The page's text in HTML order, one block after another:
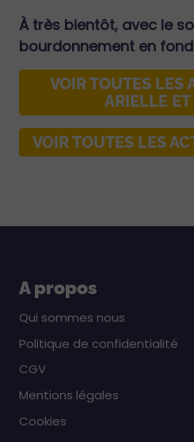
À très bientôt, avec le
bourdonnement en
VOIR TOUTES LES
ARIELLE ET
VOIR TOUTES LES
A propos
Qui sommes nous
Politique de confidentialité
CGV
Mentions légales
Cookies